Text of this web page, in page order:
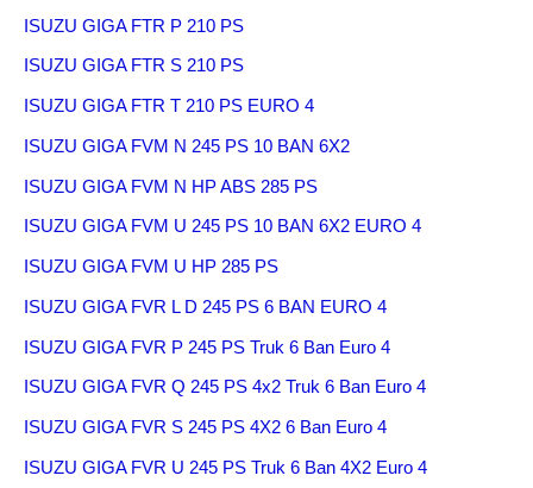
ISUZU GIGA FTR P 210 PS
ISUZU GIGA FTR S 210 PS
ISUZU GIGA FTR T 210 PS EURO 4
ISUZU GIGA FVM N 245 PS 10 BAN 6X2
ISUZU GIGA FVM N HP ABS 285 PS
ISUZU GIGA FVM U 245 PS 10 BAN 6X2 EURO 4
ISUZU GIGA FVM U HP 285 PS
ISUZU GIGA FVR L D 245 PS 6 BAN EURO 4
ISUZU GIGA FVR P 245 PS Truk 6 Ban Euro 4
ISUZU GIGA FVR Q 245 PS 4x2 Truk 6 Ban Euro 4
ISUZU GIGA FVR S 245 PS 4X2 6 Ban Euro 4
ISUZU GIGA FVR U 245 PS Truk 6 Ban 4X2 Euro 4